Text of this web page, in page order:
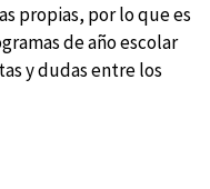
propias, por lo que es
de año escolar
y dudas entre los